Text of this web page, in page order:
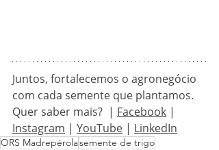
Juntos, fortalecemos o agronegócio
com cada semente que plantamos.
Quer saber mais?  | Facebook |
Instagram | YouTube | LinkedIn
ORS Madrepérolasemente de trigo